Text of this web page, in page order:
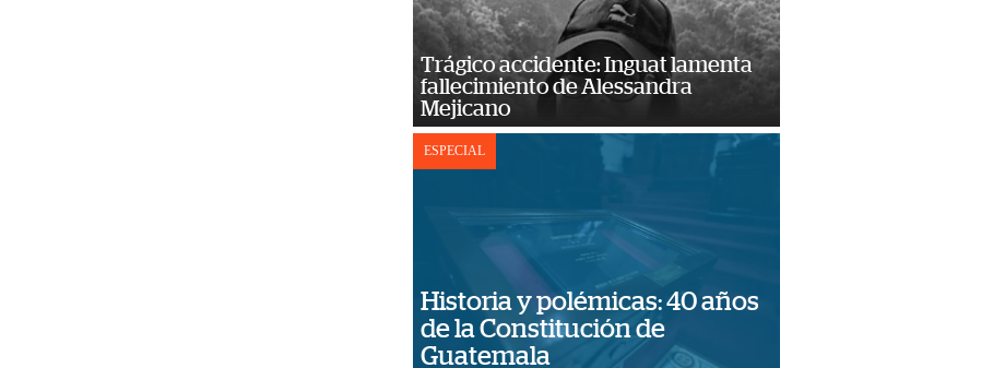
Trágico accidente: Inguat lamenta
fallecimiento de Alessandra
Mejicano
ESPECIAL
Historia y polémicas: 40 años
de la Constitución de
Guatemala